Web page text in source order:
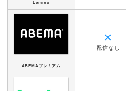
Lemino
ABEMAプレミアム
✕
配信なし